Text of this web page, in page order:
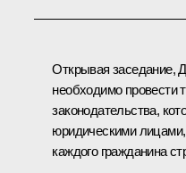
Открывая заседание,
необходимо провести
законодательства,
юридическими
каждого гражданина